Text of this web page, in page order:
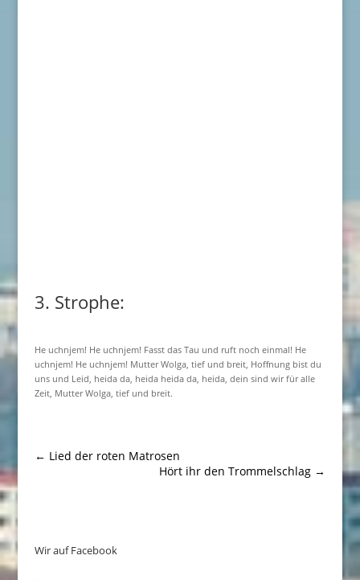
3. Strophe:
He uchnjem! He uchnjem! Fasst das Tau und ruft noch einmal! He
uchnjem! He uchnjem! Mutter Wolga, tief und breit, Hoffnung bist du
uns und Leid, heida da, heida heida da, heida, dein sind wir für alle
Zeit, Mutter Wolga, tief und breit.
← Lied der roten Matrosen
Hört ihr den Trommelschlag →
Wir auf Facebook